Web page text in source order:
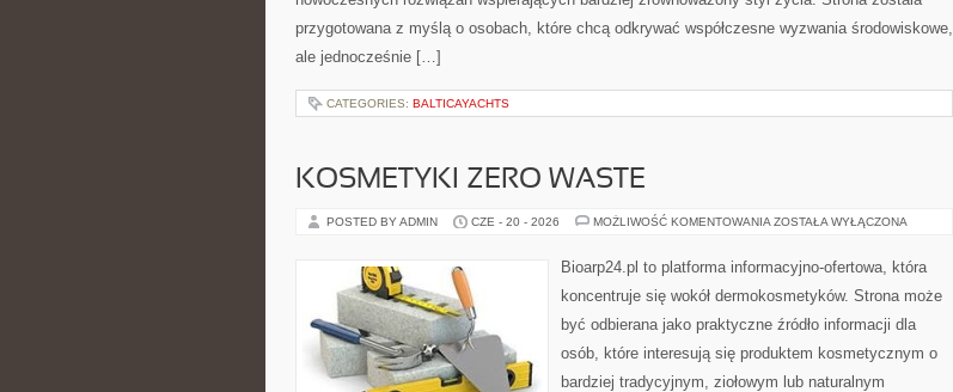
przygotowana z myślą o osobach, które chcą odkrywać współczesne wyzwania środowiskowe,
ale jednocześnie […]
CATEGORIES: BALTICAYACHTS
KOSMETYKI ZERO WASTE
POSTED BY ADMIN CZE - 20 - 2026 MOŻLIWOŚĆ KOMENTOWANIA KOSMETYKI
ZOSTAŁA WYŁĄCZONA
Bioarp24.pl to platforma informacyjno-ofertowa, która
koncentruje się wokół dermokosmetyków. Strona może
być odbierana jako praktyczne źródło informacji dla
osób, które interesują się produktem kosmetycznym o
bardziej tradycyjnym, ziołowym lub naturalnym